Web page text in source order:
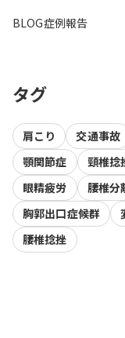
BLOG症例報告
タグ
肩こり 交通事故
顎関節症
頸椎捻
眼精疲労
腰椎分
胸郭出口症候群
腰椎捻挫